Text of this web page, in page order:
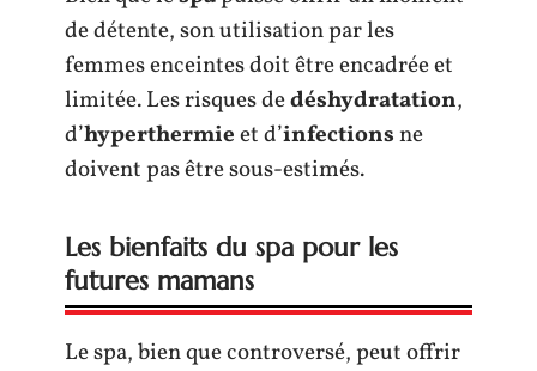
de détente, son utilisation par les
femmes enceintes doit être encadrée et
limitée. Les risques dedéshydratation,
d’hyperthermieet d’infectionsne
doivent pas être sous-estimés.
Les bienfaits du spa pour les
futures mamans
Le spa, bien que controversé, peut offrir